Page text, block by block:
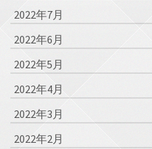
2022年7月
2022年6月
2022年5月
2022年4月
2022年3月
2022年2月